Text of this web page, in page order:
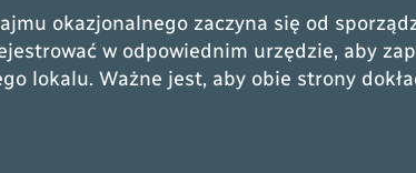
okazjonalnego zaczyna się od
w odpowiednim urzędzie, aby
lokalu. Ważne jest, aby obie strony